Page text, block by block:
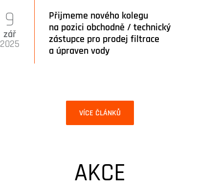
Přijmeme nového kolegu
na pozici obchodně / technický
zástupce pro prodej filtrace
a úpraven vody
9
zář
2025
VÍCE ČLÁNKŮ
AKCE